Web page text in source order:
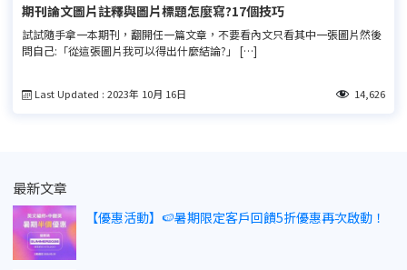
期刊論文圖片註釋與圖片標題怎麼寫?17個技巧
試試隨手拿一本期刊，翻開任一篇文章，不要看內文只看其中一張圖片然後
問自己:「從這張圖片我可以得出什麼結論?」 […]
Last Updated : 2023年 10月 16日 14,626
最新文章
【優惠活動】🍉暑期限定客戶回饋5折優惠再次啟動！